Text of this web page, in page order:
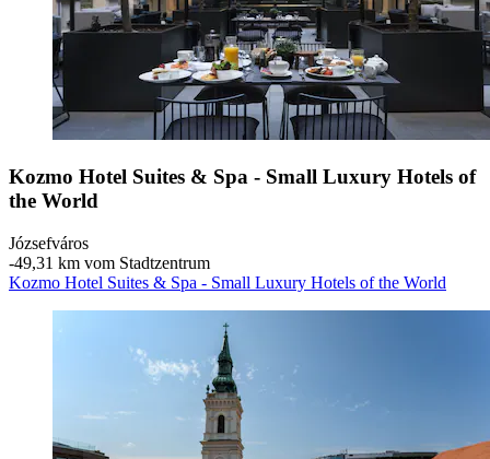
Kozmo Hotel Suites & Spa - Small Luxury Hotels of
the World
Józsefváros
‐49,31 km vom Stadtzentrum
Kozmo Hotel Suites & Spa - Small Luxury Hotels of the World